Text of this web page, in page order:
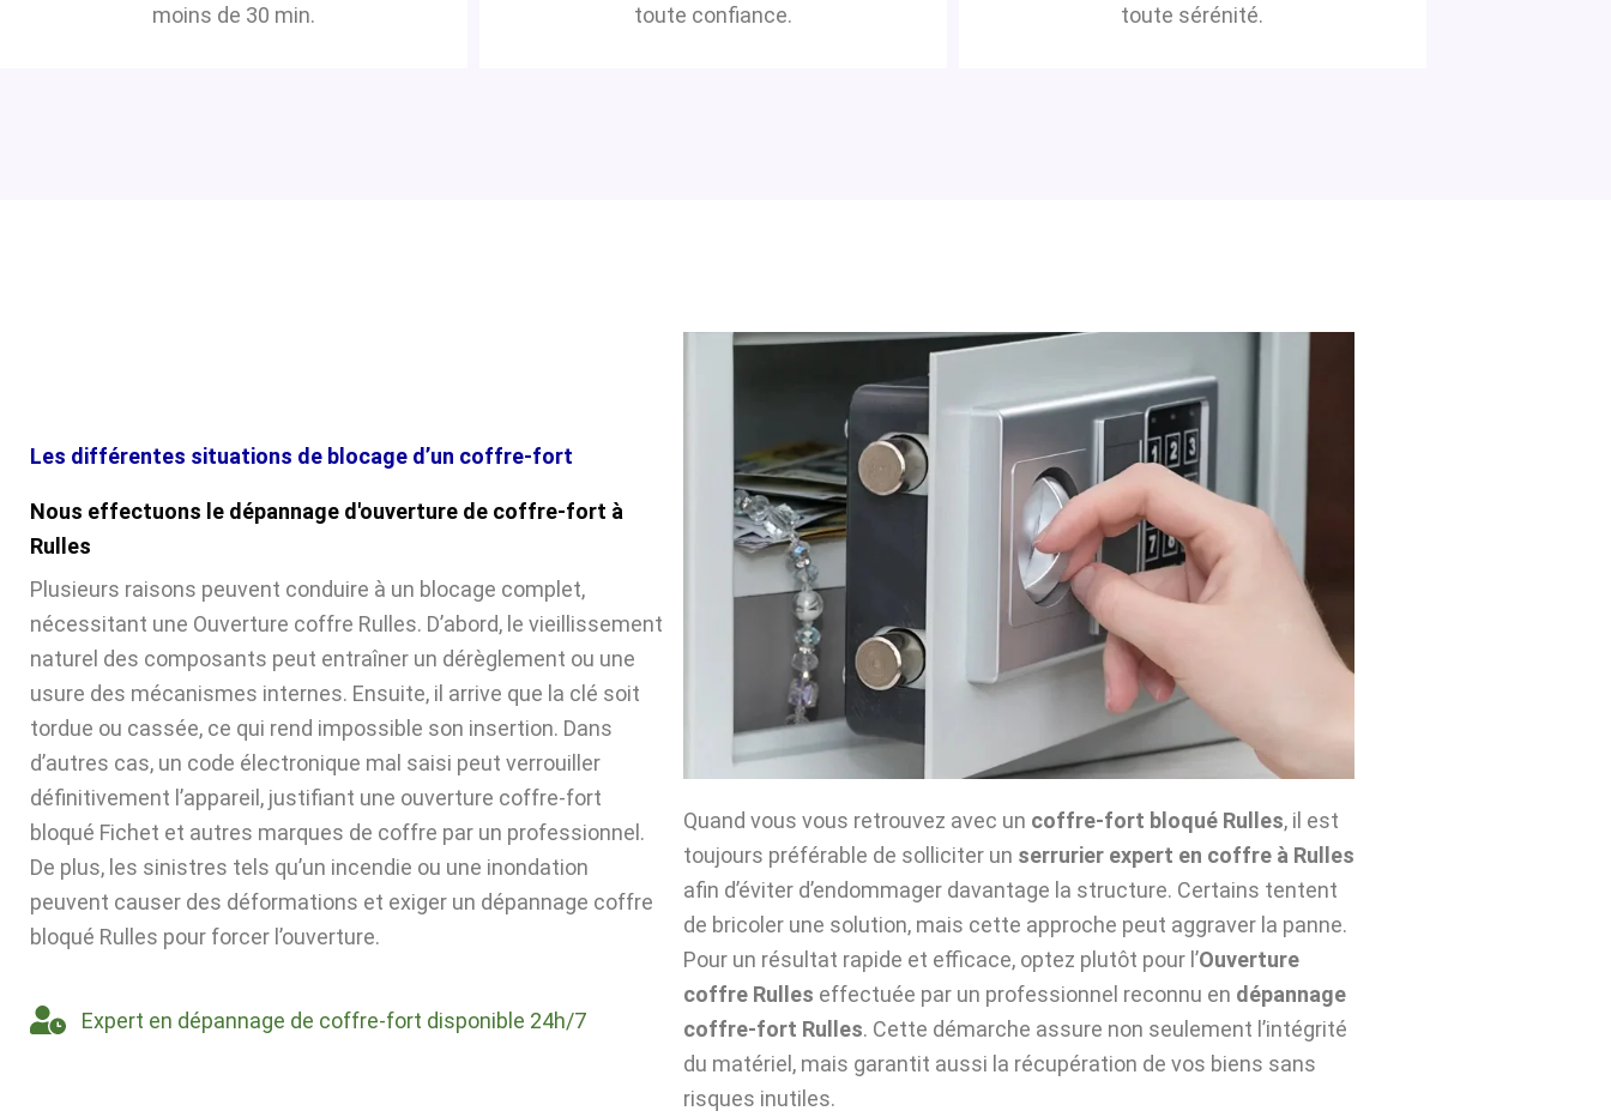
moins de 30 min.
toute confiance.
toute sérénité.
Les différentes situations de blocage d’un coffre-fort
Nous effectuons le dépannage d'ouverture de coffre-fort à
Rulles
Plusieurs raisons peuvent conduire à un blocage complet,
nécessitant une Ouverture coffre Rulles. D’abord, le vieillissement
naturel des composants peut entraîner un dérèglement ou une
usure des mécanismes internes. Ensuite, il arrive que la clé soit
tordue ou cassée, ce qui rend impossible son insertion. Dans
d’autres cas, un code électronique mal saisi peut verrouiller
définitivement l’appareil, justifiant une ouverture coffre-fort
bloqué Fichet et autres marques de coffre par un professionnel.
De plus, les sinistres tels qu’un incendie ou une inondation
peuvent causer des déformations et exiger un dépannage coffre
bloqué Rulles pour forcer l’ouverture.
Expert en dépannage de coffre-fort disponible 24h/7
Quand vous vous retrouvez avec un coffre-fort bloqué Rulles, il est
toujours préférable de solliciter un serrurier expert en coffre à Rulles
afin d’éviter d’endommager davantage la structure. Certains tentent
de bricoler une solution, mais cette approche peut aggraver la panne.
Pour un résultat rapide et efficace, optez plutôt pour l’Ouverture
coffre Rulles effectuée par un professionnel reconnu en dépannage
coffre-fort Rulles. Cette démarche assure non seulement l’intégrité
du matériel, mais garantit aussi la récupération de vos biens sans
risques inutiles.